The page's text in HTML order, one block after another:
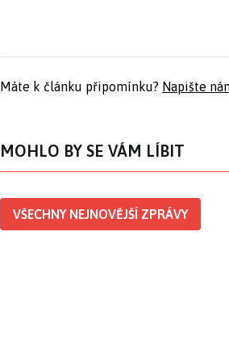
Máte k článku připomínku? Napište
MOHLO BY SE VÁM LÍBIT
VŠECHNY NEJNOVĚJŠÍ ZPRÁVY